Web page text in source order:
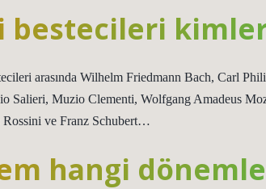
bestecileri
arasında Wilhelm Friedmann Bach, Carl
Salieri, Muzio Clementi, Wolfgang Amadeus
ve Franz Schubert…
hangi